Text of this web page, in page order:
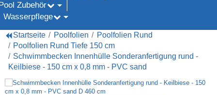
Zubehör
Wasserpflege
Startseite Poolfolien
Poolfolien Rund
Poolfolien Rund Tiefe 150 cm
Schwimmbecken Innenhülle Sonderanfertigung rund -
Keilbiese - 150 cm x 0,8 mm - PVC sand